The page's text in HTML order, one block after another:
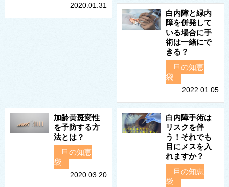
2020.01.31
白内障と緑内
障を併発して
いる場合に手
術は一緒にで
きる？
目の知恵
袋
2022.01.05
加齢黄斑変性
を予防する方
法とは？
目の知恵
袋
2020.03.20
白内障手術は
リスクを伴
う！それでも
目にメスを入
れますか？
目の知恵
袋